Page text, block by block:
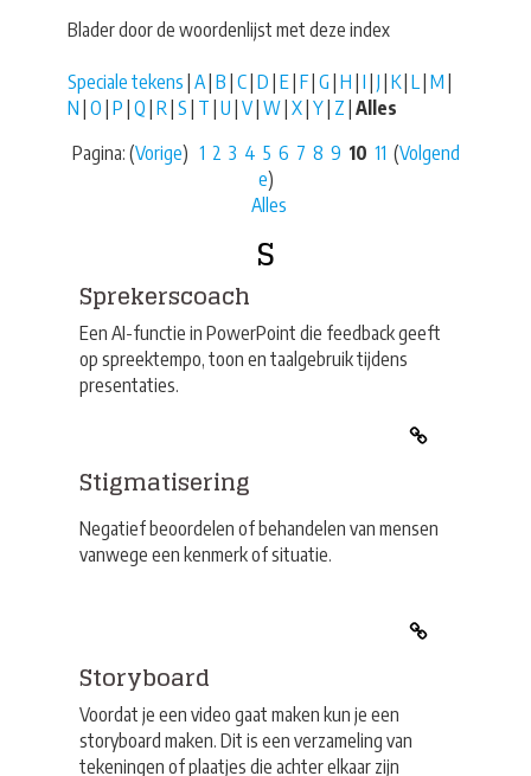
Blader door de woordenlijst met deze index
Speciale tekens A| B C D E F| G H I J K| L M
N O P Q R S T U V W X Y Z Alles
Pagina: (Vorige) 1 2 3 4 5 6 7 8 9 10 11 (Volgend
e)
Alles
S
Sprekerscoach
Een AI-functie in PowerPoint die feedback geeft
op spreektempo, toon en taalgebruik tijdens
presentaties.
Stigmatisering
Negatief beoordelen of behandelen van mensen
vanwege een kenmerk of situatie.
Storyboard
Voordat je een video gaat maken kun je een
storyboard maken. Dit is een verzameling van
tekeningen of plaatjes die achter elkaar zijn